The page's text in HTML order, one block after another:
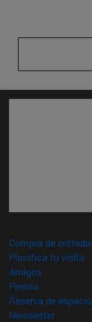
Compra de
Planifica tu visita
Amigos(abre en
Prensa
Reserva de
Newsletter(abre en